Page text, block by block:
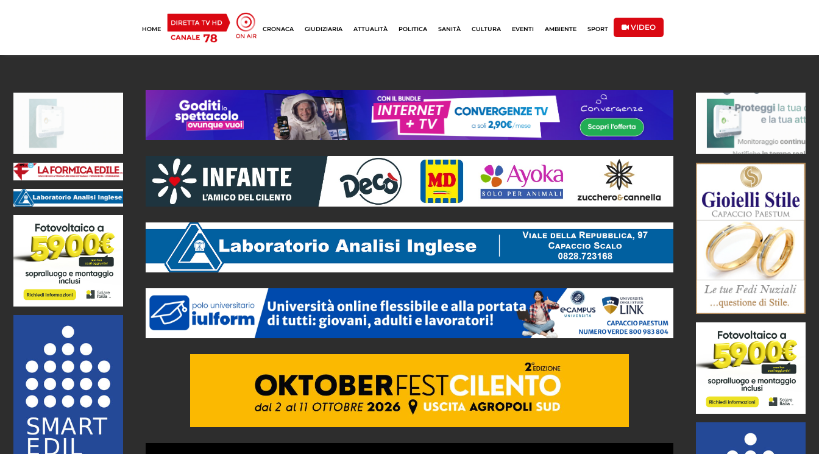
HOME CRONACA GIUDIZIARIA ATTUALITÀ POLITICA SANITÀ CULTURA EVENTI AMBIENTE SPORT VIDEO